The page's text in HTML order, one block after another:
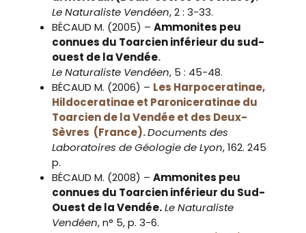
Le Naturaliste Vendéen, 2 : 3-33.
BÉCAUD M. (2005) –Ammonites peu
connues du Toarcien inférieur du sud-
ouest de la Vendée.
Le Naturaliste Vendéen, 5 : 45-48.
BÉCAUD M. (2006) – Les Harpoceratinae,
Hildoceratinae et Paroniceratinae du
Toarcien de la Vendée et des Deux-
Sèvres (France).Documents des
Laboratoires de Géologie de Lyon, 162. 245
p.
BÉCAUD M. (2008) –Ammonites peu
connues du Toarcien inférieur du Sud-
Ouest de la Vendée. Le Naturaliste
Vendéen, n° 5, p. 3-6.